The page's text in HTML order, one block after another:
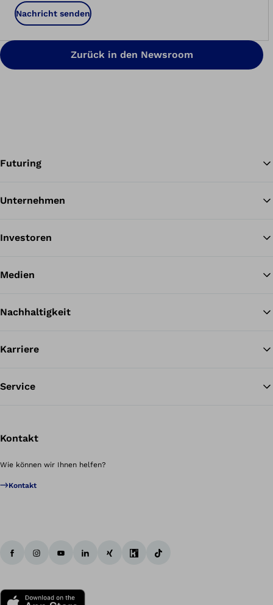
Nachricht senden
Zurück in den Newsroom
Futuring
Unternehmen
Investoren
Medien
Nachhaltigkeit
Karriere
Service
Kontakt
Wie können wir Ihnen helfen?
Kontakt